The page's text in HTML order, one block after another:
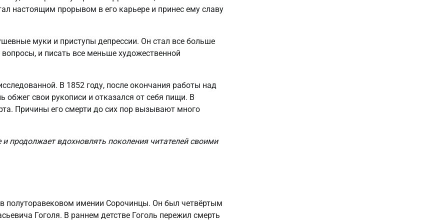
настоящим прорывом в его карьере и принес ему славу
муки и приступы депрессии. Он стал все больше
и писать все меньше художественной
В 1852 году, после окончания работы над
свои рукописи и отказался от себя пищи. В
Причины его смерти до сих пор вызывают много
продолжает вдохновлять поколения читателей своими
полуторавековом имении Сорочинцы. Он был четвёртым
Гоголя. В раннем детстве Гоголь пережил смерть